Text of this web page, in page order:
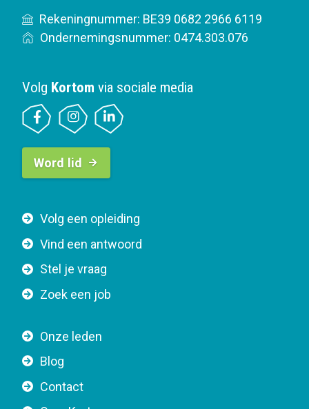
Rekeningnummer: BE39 0682 2966 6119
Ondernemingsnummer: 0474.303.076
F
o
t
e
a
v
i
Volg een opleiding
Vind een antwoord
Stel je vraag
Zoek een job
Onze leden
Blog
Contact
Volg Kortom via sociale media
B
t
o
n
a
v
g
t
i
o
Word lid